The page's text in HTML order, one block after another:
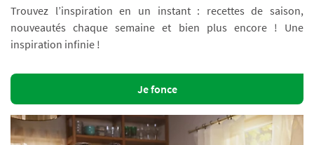
Trouvez l’inspiration en un instant : recettes de saison,
nouveautés chaque semaine et bien plus encore ! Une
inspiration infinie !
Je fonce